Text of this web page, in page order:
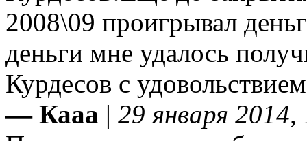
2008\09 проигрывал
деньги мне удалось
Курдесов с
— Кааа | 29 января